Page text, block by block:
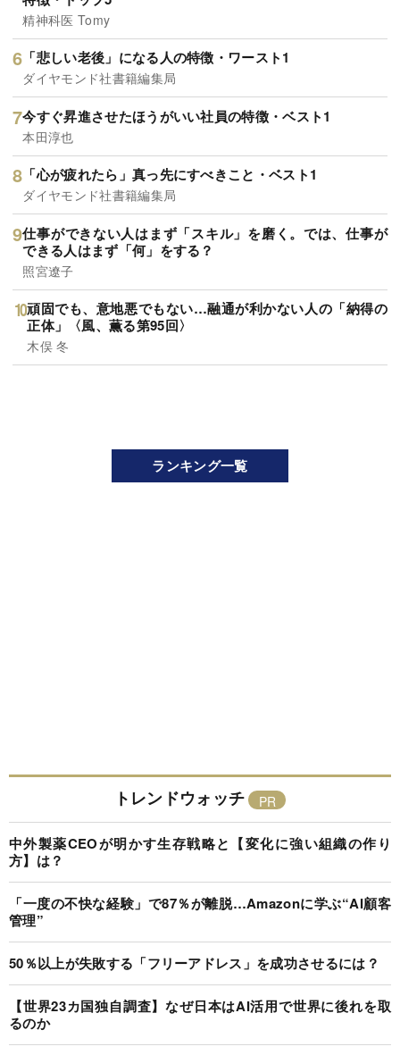
精神科医 Tomy
「悲しい老後」になる人の特徴・ワースト1
ダイヤモンド社書籍編集局
今すぐ昇進させたほうがいい社員の特徴・ベスト1
本田淳也
「心が疲れたら」真っ先にすべきこと・ベスト1
ダイヤモンド社書籍編集局
仕事ができない人はまず「スキル」を磨く。では、仕事が
できる人はまず「何」をする？
照宮遼子
頑固でも、意地悪でもない…融通が利かない人の「納得の
正体」〈風、薫る第95回〉
木俣 冬
ランキング一覧
トレンドウォッチ
中外製薬CEOが明かす生存戦略と【変化に強い組織の作り
方】は？
「一度の不快な経験」で87％が離脱…Amazonに学ぶ“AI顧客
管理”
50％以上が失敗する「フリーアドレス」を成功させるには？
【世界23カ国独自調査】なぜ日本はAI活用で世界に後れを取
るのか